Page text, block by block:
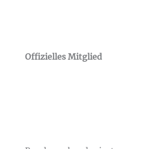
Offizielles Mitglied